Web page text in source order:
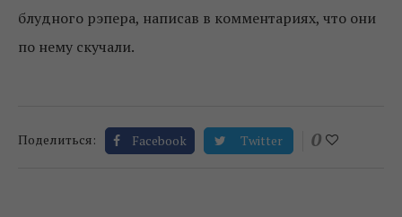
блудного рэпера, написав в комментариях, что они
по нему скучали.
Поделиться: Facebook Twitter 0